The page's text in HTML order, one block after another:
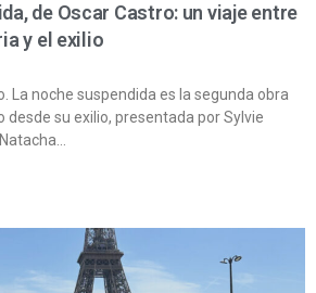
de Oscar Castro: un viaje entre
y el exilio
La noche suspendida es la segunda obra
desde su exilio, presentada por Sylvie